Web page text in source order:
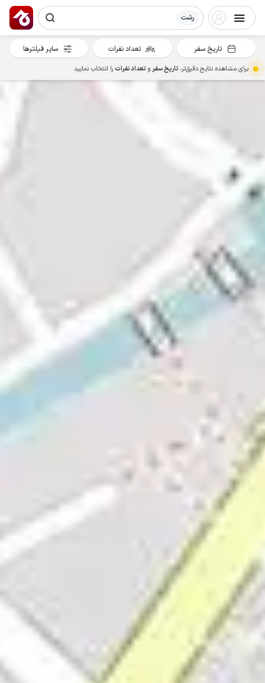
رشت
تاریخ سفر تعداد نفرات سایر فیلترها
برای مشاهده نتایج دقیق‌تر، تاریخ سفرو تعداد نفراترا انتخاب نمایید